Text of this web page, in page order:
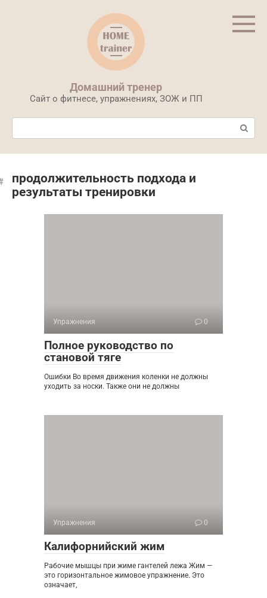
Домашний тренер
Сайт о фитнесе, упражнениях, ЗОЖ и ПП
Поиск:
продолжительность подхода и
результаты тренировки
Упражнения 0
Полное руководство по
становой тяге
Ошибки Во время движения коленки не должны
уходить за носки. Также они не должны
Упражнения 0
Калифорнийский жим
Рабочие мышцы при жиме гантелей лежа Жим —
это горизонтальное жимовое упражнение. Это
означает,